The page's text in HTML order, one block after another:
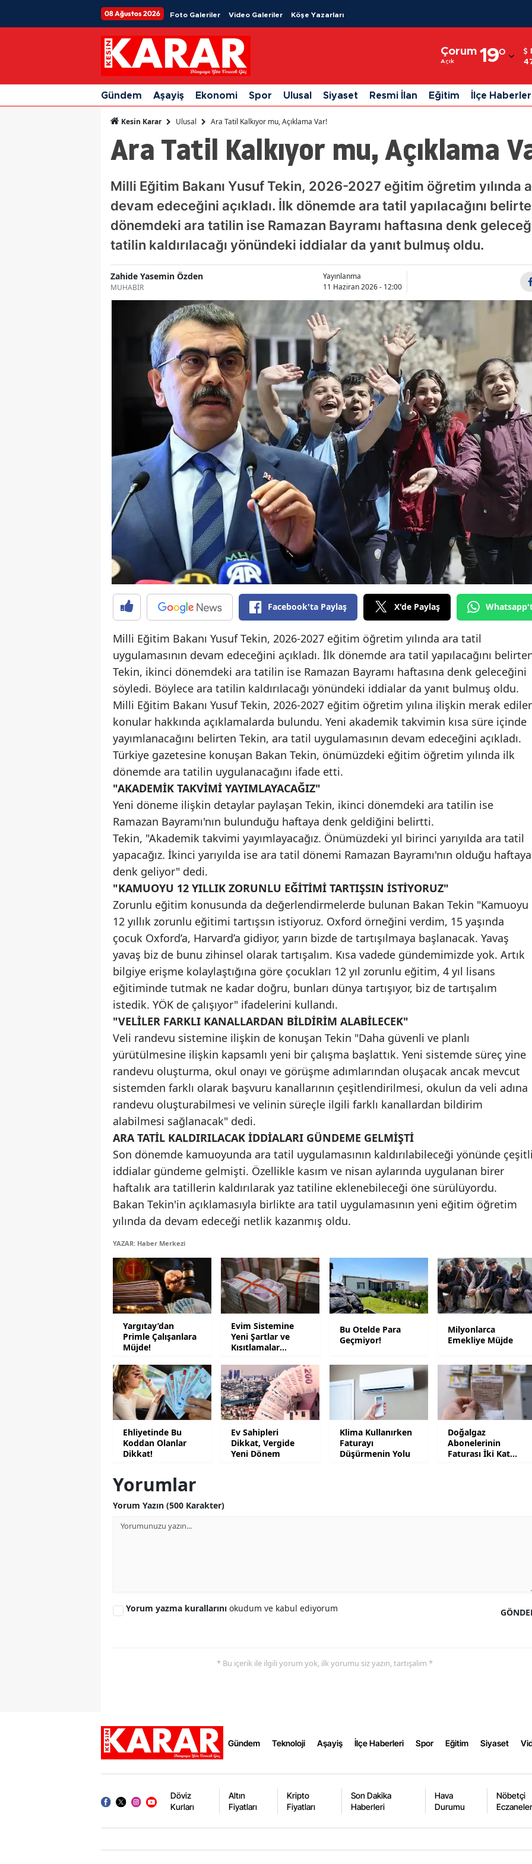
08 Ağustos 2026 Foto Galeriler Video Galeriler Köşe Yazarları
Çorum
Açık 19°
Adıyaman
Afyonkarahisar
Ağrı
Ankara
Antalya
Artvin
Aydın
Bingöl
Bitlis
Bolu
Burdur
Bursa
Çanakkale
Çankırı
Çorum
Denizli
Diyarbakır
Edirne
Elazığ
Erzincan
Erzurum
Eskişehir
Gaziantep
Giresun
Gümüşhane
Hakkari
İstanbul
Kastamonu
Kayseri
Kırklareli
Kırşehir
Konya
Kütahya
Malatya
Manisa
Mardin
Muğla
Muş
Ordu
Rize
Sakarya
Siirt
Sinop
Tekirdağ
Kırıkkale
Gündem Aşayiş Ekonomi Spor Ulusal Siyaset Resmi İlan Eğitim İlçe
Kesin Karar Ulusal Ara Tatil Kalkıyor mu, Açıklama Var!
Ara Tatil Kalkıyor mu, Açıklama
Milli Eğitim Bakanı Yusuf Tekin, 2026-2027 eğitim öğretim yılında
devam edeceğini açıkladı. İlk dönemde ara tatil yapılacağını
dönemdeki ara tatilin ise Ramazan Bayramı haftasına denk
tatilin kaldırılacağı yönündeki iddialar da yanıt bulmuş oldu.
Zahide Yasemin Özden
MUHABİR
Yayınlanma
11 Haziran 2026 - 12:00
Facebook'ta Paylaş X'de Paylaş
Milli Eğitim Bakanı Yusuf Tekin, 2026-2027 eğitim öğretim yılında ara tatil
uygulamasının devam edeceğini açıkladı. İlk dönemde ara tatil yapılacağını
Tekin, ikinci dönemdeki ara tatilin ise Ramazan Bayramı haftasına denk geleceğini
söyledi. Böylece ara tatilin kaldırılacağı yönündeki iddialar da yanıt bulmuş oldu.
Milli Eğitim Bakanı Yusuf Tekin, 2026-2027 eğitim öğretim yılına ilişkin merak
konular hakkında açıklamalarda bulundu. Yeni akademik takvimin kısa süre içinde
yayımlanacağını belirten Tekin, ara tatil uygulamasının devam edeceğini açıkladı.
Türkiye gazetesine konuşan Bakan Tekin, önümüzdeki eğitim öğretim yılında ilk
dönemde ara tatilin uygulanacağını ifade etti.
"AKADEMİK TAKVİMİ YAYIMLAYACAĞIZ"
Yeni döneme ilişkin detaylar paylaşan Tekin, ikinci dönemdeki ara tatilin ise
Ramazan Bayramı'nın bulunduğu haftaya denk geldiğini belirtti.
Tekin, "Akademik takvimi yayımlayacağız. Önümüzdeki yıl birinci yarıyılda ara tatil
yapacağız. İkinci yarıyılda ise ara tatil dönemi Ramazan Bayramı'nın olduğu haftaya
denk geliyor" dedi.
"KAMUOYU 12 YILLIK ZORUNLU EĞİTİMİ TARTIŞSIN İSTİYORUZ"
Zorunlu eğitim konusunda da değerlendirmelerde bulunan Bakan Tekin "Kamuoyu
12 yıllık zorunlu eğitimi tartışsın istiyoruz. Oxford örneğini verdim, 15 yaşında
çocuk Oxford’a, Harvard’a gidiyor, yarın bizde de tartışılmaya başlanacak. Yavaş
yavaş biz de bunu zihinsel olarak tartışalım. Kısa vadede gündemimizde yok. Artık
bilgiye erişme kolaylaştığına göre çocukları 12 yıl zorunlu eğitim, 4 yıl lisans
eğitiminde tutmak ne kadar doğru, bunları dünya tartışıyor, biz de tartışalım
istedik. YÖK de çalışıyor" ifadelerini kullandı.
"VELİLER FARKLI KANALLARDAN BİLDİRİM ALABİLECEK"
Veli randevu sistemine ilişkin de konuşan Tekin "Daha güvenli ve planlı
yürütülmesine ilişkin kapsamlı yeni bir çalışma başlattık. Yeni sistemde süreç yine
randevu oluşturma, okul onayı ve görüşme adımlarından oluşacak ancak mevcut
sistemden farklı olarak başvuru kanallarının çeşitlendirilmesi, okulun da veli adına
randevu oluşturabilmesi ve velinin süreçle ilgili farklı kanallardan bildirim
alabilmesi sağlanacak" dedi.
ARA TATİL KALDIRILACAK İDDİALARI GÜNDEME GELMİŞTİ
Son dönemde kamuoyunda ara tatil uygulamasının kaldırılabileceği yönünde
iddialar gündeme gelmişti. Özellikle kasım ve nisan aylarında uygulanan birer
haftalık ara tatillerin kaldırılarak yaz tatiline eklenebileceği öne sürülüyordu.
Bakan Tekin'in açıklamasıyla birlikte ara tatil uygulamasının yeni eğitim öğretim
yılında da devam edeceği netlik kazanmış oldu.
YAZAR: Haber Merkezi
Yargıtay’dan
Primle Çalışanlara
Müjde!
Evim Sistemine
Yeni Şartlar ve
Kısıtlamalar
Bu Otelde Para
Geçmiyor!
Milyonlarca
Emekliye Müjde
Ehliyetinde Bu
Koddan Olanlar
Dikkat!
Ev Sahipleri
Dikkat, Vergide
Yeni Dönem
Klima Kullanırken
Faturayı
Düşürmenin Yolu
Doğalgaz
Abonelerinin
Faturası İki Kat
Yorumlar
Yorum Yazın (500 Karakter)
Yorum yazma kurallarını okudum ve kabul ediyorum
* Bu içerik ile ilgili yorum yok, ilk yorumu siz yazın, tartışalım *
Gündem Teknoloji Aşayiş İlçe Haberleri Spor Eğitim Siyaset
Döviz
Kurları
Altın
Fiyatları
Kripto
Fiyatları
Son Dakika
Haberleri
Hava
Durumu
Nöbetçi
Eczaneler